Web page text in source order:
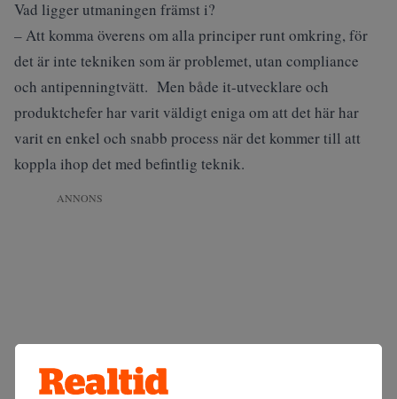
Vad ligger utmaningen främst i?
– Att komma överens om alla principer runt omkring, för
det är inte tekniken som är problemet, utan compliance
och antipenningtvätt. Men både it-utvecklare och
produktchefer har varit väldigt eniga om att det här har
varit en enkel och snabb process när det kommer till att
koppla ihop det med befintlig teknik.
ANNONS